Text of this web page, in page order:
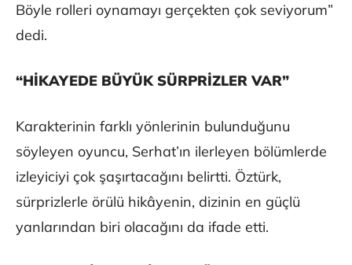
Böyle rolleri oynamayı gerçekten çok seviyorum”
dedi.
“HİKAYEDE BÜYÜK SÜRPRİZLER VAR”
Karakterinin farklı yönlerinin bulunduğunu
söyleyen oyuncu, Serhat’ın ilerleyen bölümlerde
izleyiciyi çok şaşırtacağını belirtti. Öztürk,
sürprizlerle örülü hikâyenin, dizinin en güçlü
yanlarından biri olacağını da ifade etti.